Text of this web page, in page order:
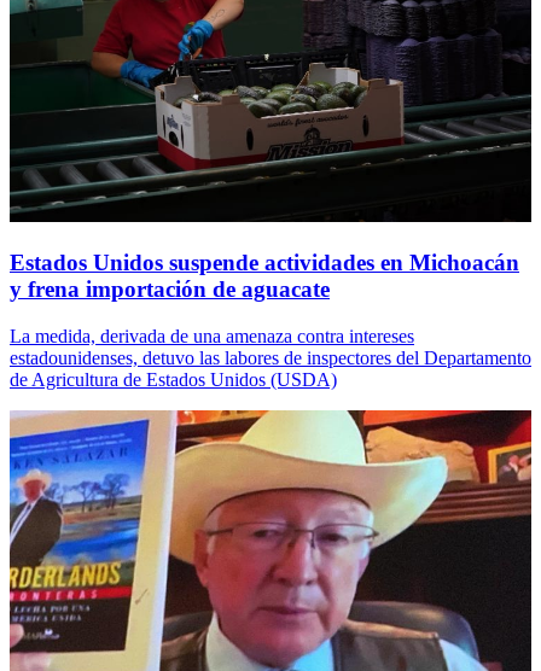
Estados Unidos suspende actividades en Michoacán
y frena importación de aguacate
La medida, derivada de una amenaza contra intereses
estadounidenses, detuvo las labores de inspectores del Departamento
de Agricultura de Estados Unidos (USDA)